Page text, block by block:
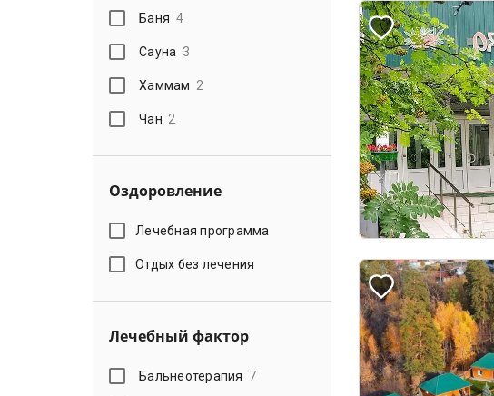
Баня 4
Сауна 3
Хаммам 2
Чан 2
Оздоровление
Лечебная программа
Отдых без лечения
Лечебный фактор
Бальнеотерапия 7